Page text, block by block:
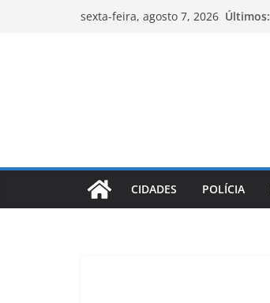
sexta-feira, agosto 7, 2026 Últimos:
CIDADES POLÍCIA